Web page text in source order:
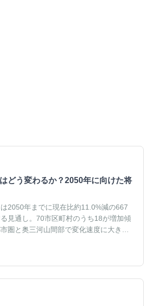
どう変わるか？2050年に向けた将
2050年までに現在比約11.0%減の667
見通し。70市区町村のうち18が増加傾
圏と奥三河山間部で変化速度に大きな